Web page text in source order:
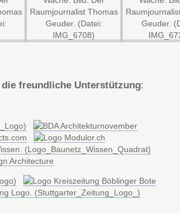
freundliche Unterstützung: